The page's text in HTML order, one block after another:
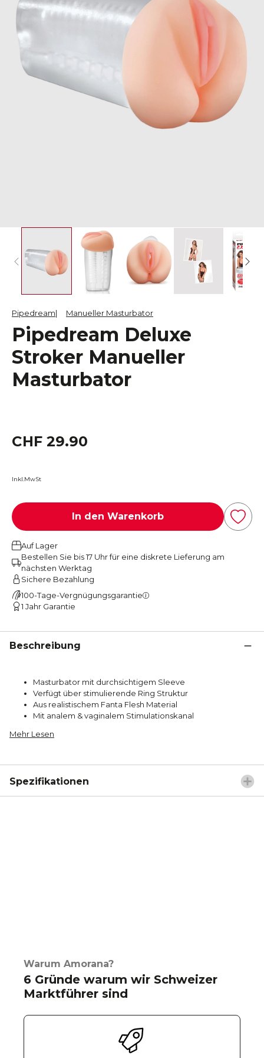
Pipedream Manueller Masturbator
Pipedream Deluxe
Stroker Manueller
Masturbator
CHF 29.90
Inkl.MwSt
In den Warenkorb
Auf Lager
Bestellen Sie bis 17 Uhr für eine diskrete Lieferung am
nächsten Werktag
Sichere Bezahlung
100-Tage-Vergnügungsgarantie
1 Jahr Garantie
Beschreibung
Masturbator mit durchsichtigem Sleeve
Verfügt über stimulierende Ring Struktur
Aus realistischem Fanta Flesh Material
Mit analem & vaginalem Stimulationskanal
Mehr Lesen
Spezifikationen
Warum Amorana?
6 Gründe warum wir Schweizer
Marktführer sind